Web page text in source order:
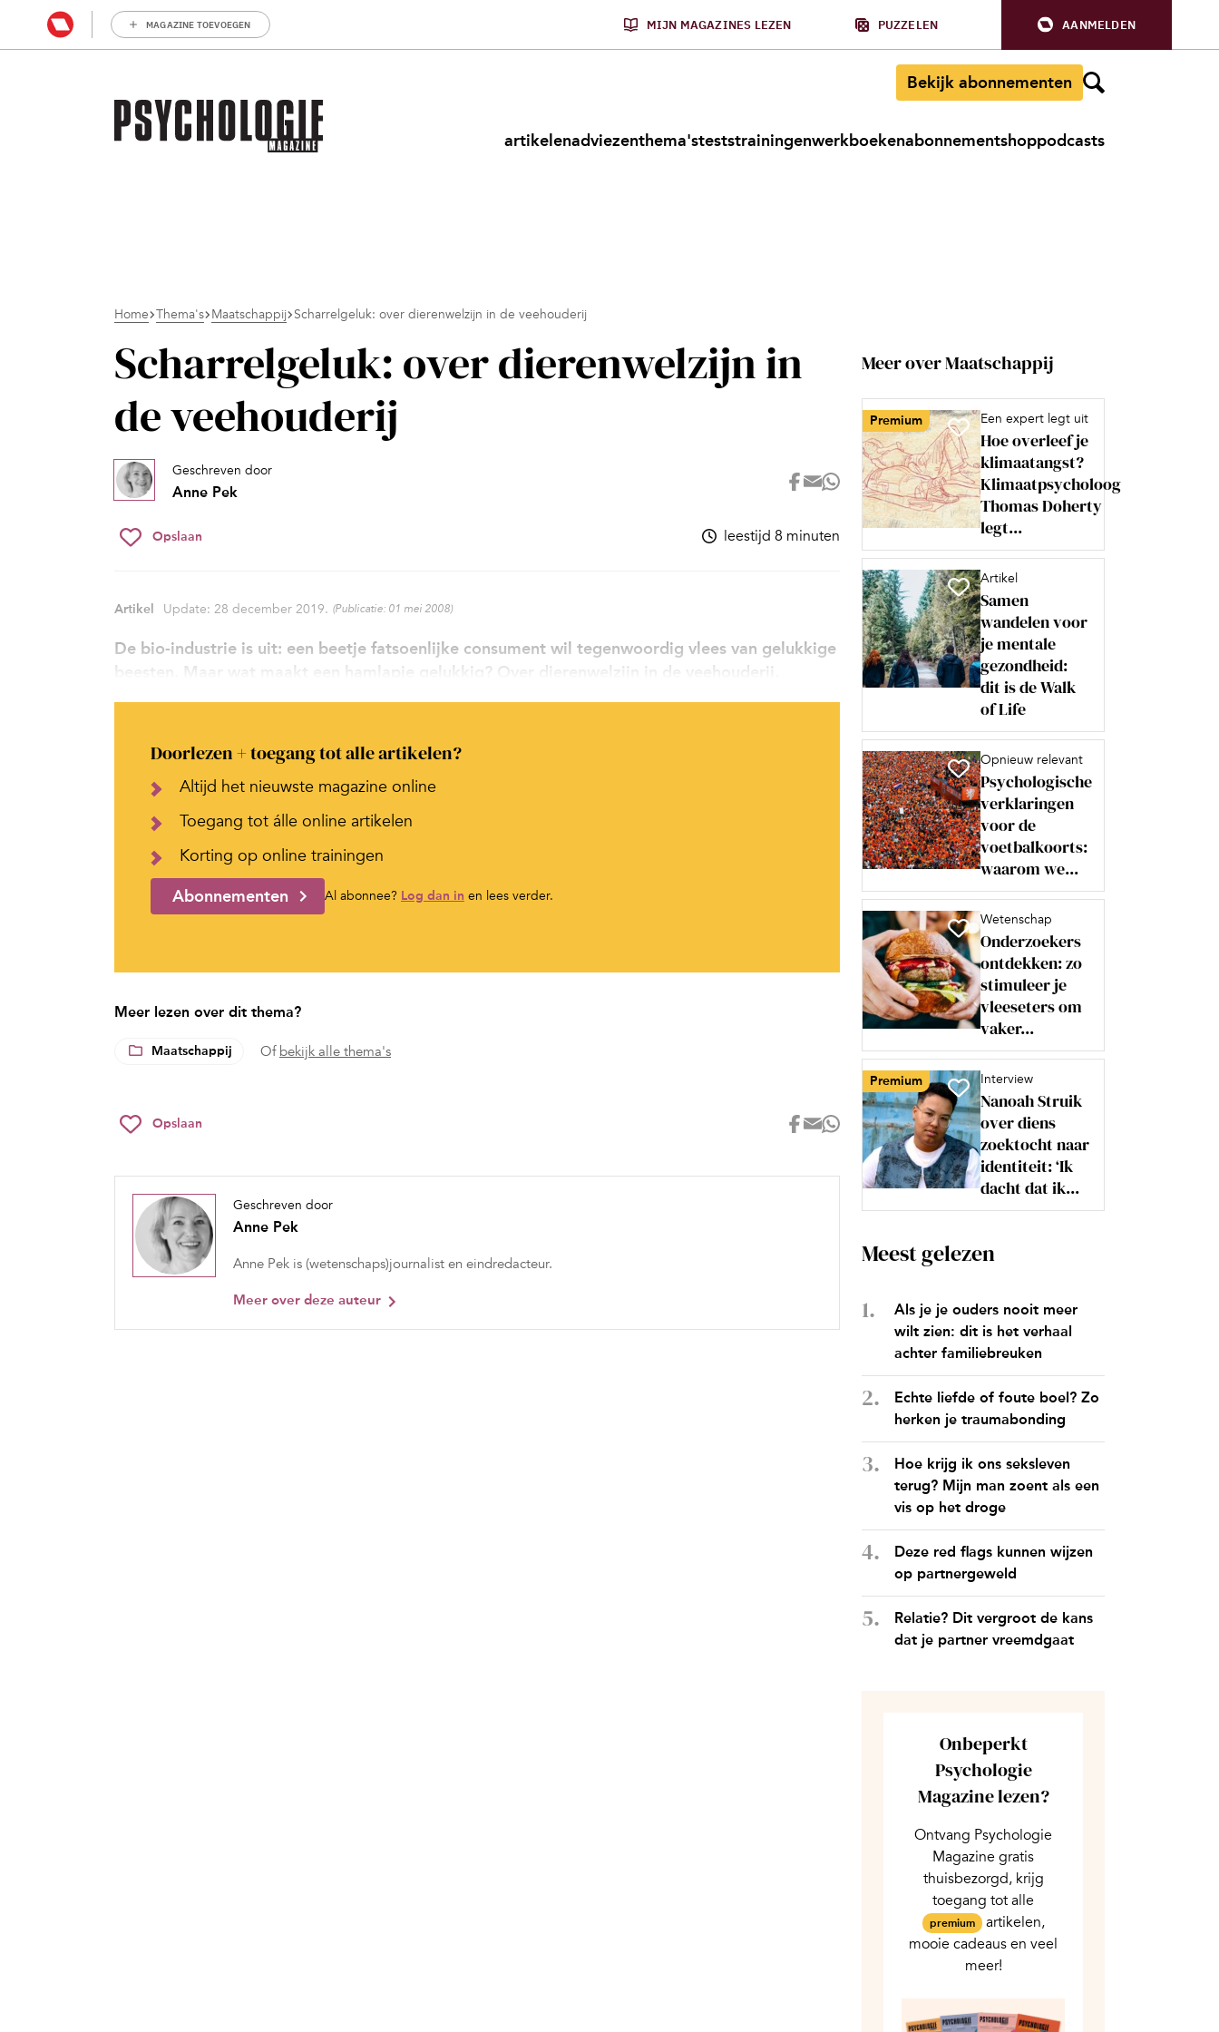
MAGAZINE TOEVOEGEN MIJN MAGAZINES LEZEN PUZZELEN AANMELDEN
Bekijk abonnementen
artikelenadviezenthema'steststrainingenwerkboekenabonnementshoppodcasts
Home Thema's Maatschappij Scharrelgeluk: over dierenwelzijn in de veehouderij
Scharrelgeluk: over dierenwelzijn in
de veehouderij
Geschreven door
Anne Pek
Opslaan leestijd 8 minuten
Artikel Update: 28 december 2019. (Publicatie: 01 mei 2008)
De bio-industrie is uit: een beetje fatsoenlijke consument wil tegenwoordig vlees van gelukkige
beesten. Maar wat maakt een hamlapje gelukkig? Over dierenwelzijn in de veehouderij.
Doorlezen + toegang tot alle artikelen?
Altijd het nieuwste magazine online
Toegang tot álle online artikelen
Korting op online trainingen
Abonnementen Al abonnee? Log dan in en lees verder.
Meer lezen over dit thema?
Maatschappij Of bekijk alle thema's
Opslaan
Geschreven door
Anne Pek
Anne Pek is (wetenschaps)journalist en eindredacteur.
Meer over deze auteur
Meer over Maatschappij
Premium Een expert legt uit
Hoe overleef je
klimaatangst?
Klimaatpsycholoog
Thomas Doherty
legt...
Artikel
Samen
wandelen voor
je mentale
gezondheid:
dit is de Walk
of Life
Opnieuw relevant
Psychologische
verklaringen
voor de
voetbalkoorts:
waarom we...
Wetenschap
Onderzoekers
ontdekken: zo
stimuleer je
vleeseters om
vaker...
Premium Interview
Nanoah Struik
over diens
zoektocht naar
identiteit: ‘Ik
dacht dat ik...
Meest gelezen
Als je je ouders nooit meer
wilt zien: dit is het verhaal
achter familiebreuken
Echte liefde of foute boel? Zo
herken je traumabonding
Hoe krijg ik ons seksleven
terug? Mijn man zoent als een
vis op het droge
Deze red flags kunnen wijzen
op partnergeweld
Relatie? Dit vergroot de kans
dat je partner vreemdgaat
Onbeperkt
Psychologie
Magazine lezen?
Ontvang Psychologie
Magazine gratis
thuisbezorgd, krijg
toegang tot alle
premium artikelen,
mooie cadeaus en veel
meer!